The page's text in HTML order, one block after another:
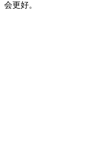
会更好。